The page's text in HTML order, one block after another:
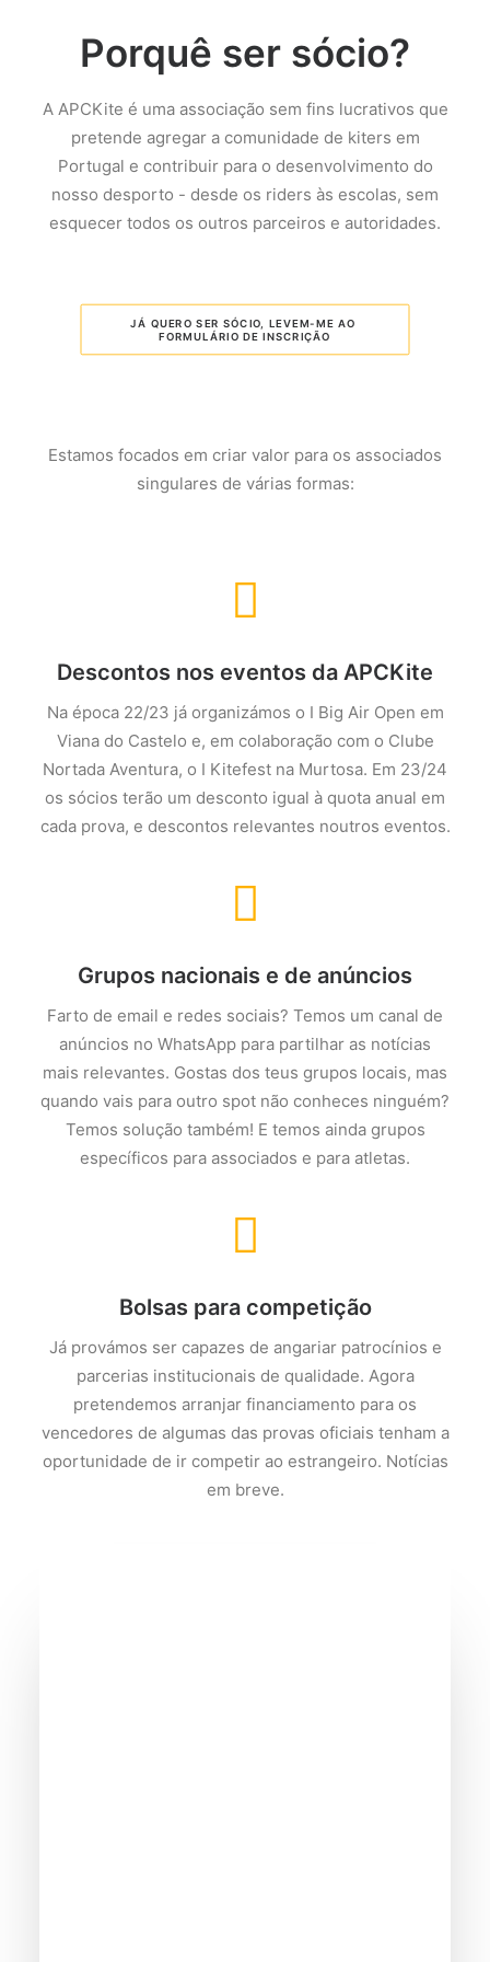
Porquê ser sócio?
A APCKite é uma associação sem fins lucrativos que
pretende agregar a comunidade de kiters em
Portugal e contribuir para o desenvolvimento do
nosso desporto - desde os riders às escolas, sem
esquecer todos os outros parceiros e autoridades.
JÁ QUERO SER SÓCIO, LEVEM-ME AO
FORMULÁRIO DE INSCRIÇÃO
Estamos focados em criar valor para os associados
singulares de várias formas:
Descontos nos eventos da APCKite
Na época 22/23 já organizámos o I Big Air Open em
Viana do Castelo e, em colaboração com o Clube
Nortada Aventura, o I Kitefest na Murtosa. Em 23/24
os sócios terão um desconto igual à quota anual em
cada prova, e descontos relevantes noutros eventos.
Grupos nacionais e de anúncios
Farto de email e redes sociais? Temos um canal de
anúncios no WhatsApp para partilhar as notícias
mais relevantes. Gostas dos teus grupos locais, mas
quando vais para outro spot não conheces ninguém?
Temos solução também! E temos ainda grupos
específicos para associados e para atletas.
Bolsas para competição
Já provámos ser capazes de angariar patrocínios e
parcerias institucionais de qualidade. Agora
pretendemos arranjar financiamento para os
vencedores de algumas das provas oficiais tenham a
oportunidade de ir competir ao estrangeiro. Notícias
em breve.